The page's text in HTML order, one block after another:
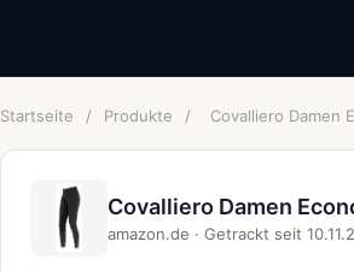
Startseite / Produkte / Covalliero Damen
Covalliero Damen
amazon.de · Getrackt seit